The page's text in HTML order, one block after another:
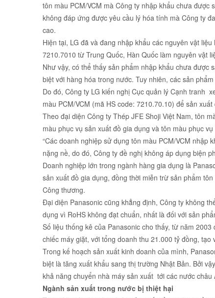
tôn màu PCM/VCM mà Công ty nhập khẩu chưa
không đáp ứng được yêu cầu lý hóa tính mà Công ty
cao.
Hiện tại, LG đã và đang nhập khẩu các nguyên vật
7210.7010 từ Trung Quốc, Hàn Quốc làm nguyên vật
Như vậy, có thể thấy sản phẩm nhập khẩu chưa
biệt với hàng hóa trong nước. Tuy nhiên, các sản
Do đó, Công ty LG kiến nghị Cục quản lý Cạnh tranh
màu PCM/VCM (mã HS code: 7210.70.10) để sản
Theo đại diện Công ty Thép JFE Shoji Việt Nam, tôn
màu phục vụ sản xuất đồ gia dụng và tôn màu phục
“Các doanh nghiệp sử dụng tôn màu PCM/VCM
nặng nề, do đó, Công ty đề nghị không áp dụng biện
Doanh nghiệp lớn trong ngành hàng gia dụng là
sản xuất đồ gia dụng, đồng thời miễn trừ sản phẩm
Công thương.
Đại diện Panasonic cũng khẳng định, Công ty không
dụng vì RoHS không đạt chuẩn, nhất là đối với sản
Số liệu thống kê của Panasonic cho thấy, từ năm
chiếc máy giặt, với tổng doanh thu 21.000 tỷ đồng, tạo
Trong kế hoạch sản xuất kinh doanh của mình,
biệt là tăng xuất khẩu sang thị trường Nhật Bản. Bởi
khả năng chuyển nhà máy sản xuất tới các nước châu
Ngành sản xuất trong nước bị thiệt hại